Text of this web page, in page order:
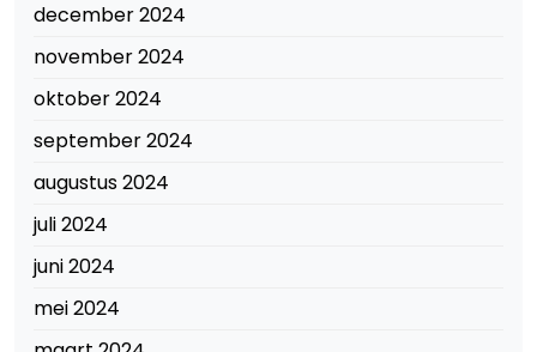
december 2024
november 2024
oktober 2024
september 2024
augustus 2024
juli 2024
juni 2024
mei 2024